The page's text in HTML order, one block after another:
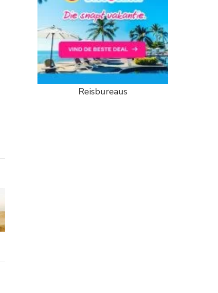
Reisbureaus